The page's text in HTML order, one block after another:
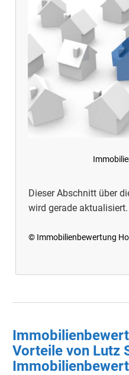
Dieser Abschnitt über
wird gerade aktualisiert.
© Immobilienbewertung
Vorteile von Lutz